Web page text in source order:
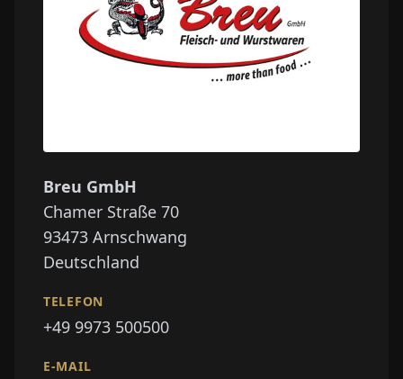
Breu GmbH
Chamer Straße 70
93473 Arnschwang
Deutschland
TELEFON
+49 9973 500500
E-MAIL